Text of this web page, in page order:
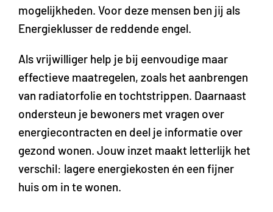
mogelijkheden. Voor deze mensen ben jij als
Energieklusser de reddende engel.
Als vrijwilliger help je bij eenvoudige maar
effectieve maatregelen, zoals het aanbrengen
van radiatorfolie en tochtstrippen. Daarnaast
ondersteun je bewoners met vragen over
energiecontracten en deel je informatie over
gezond wonen. Jouw inzet maakt letterlijk het
verschil: lagere energiekosten én een fijner
huis om in te wonen.